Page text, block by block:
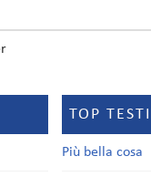
TOP TESTI
Più bella cosa